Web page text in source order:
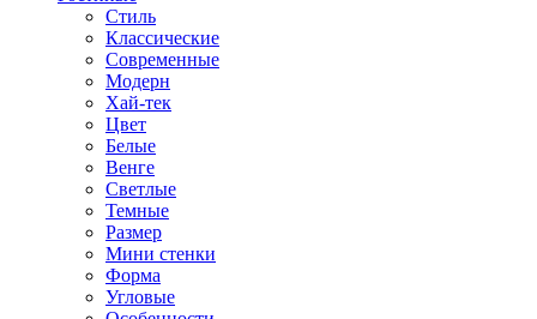
Стиль
Классические
Современные
Модерн
Хай-тек
Цвет
Белые
Венге
Светлые
Темные
Размер
Мини стенки
Форма
Угловые